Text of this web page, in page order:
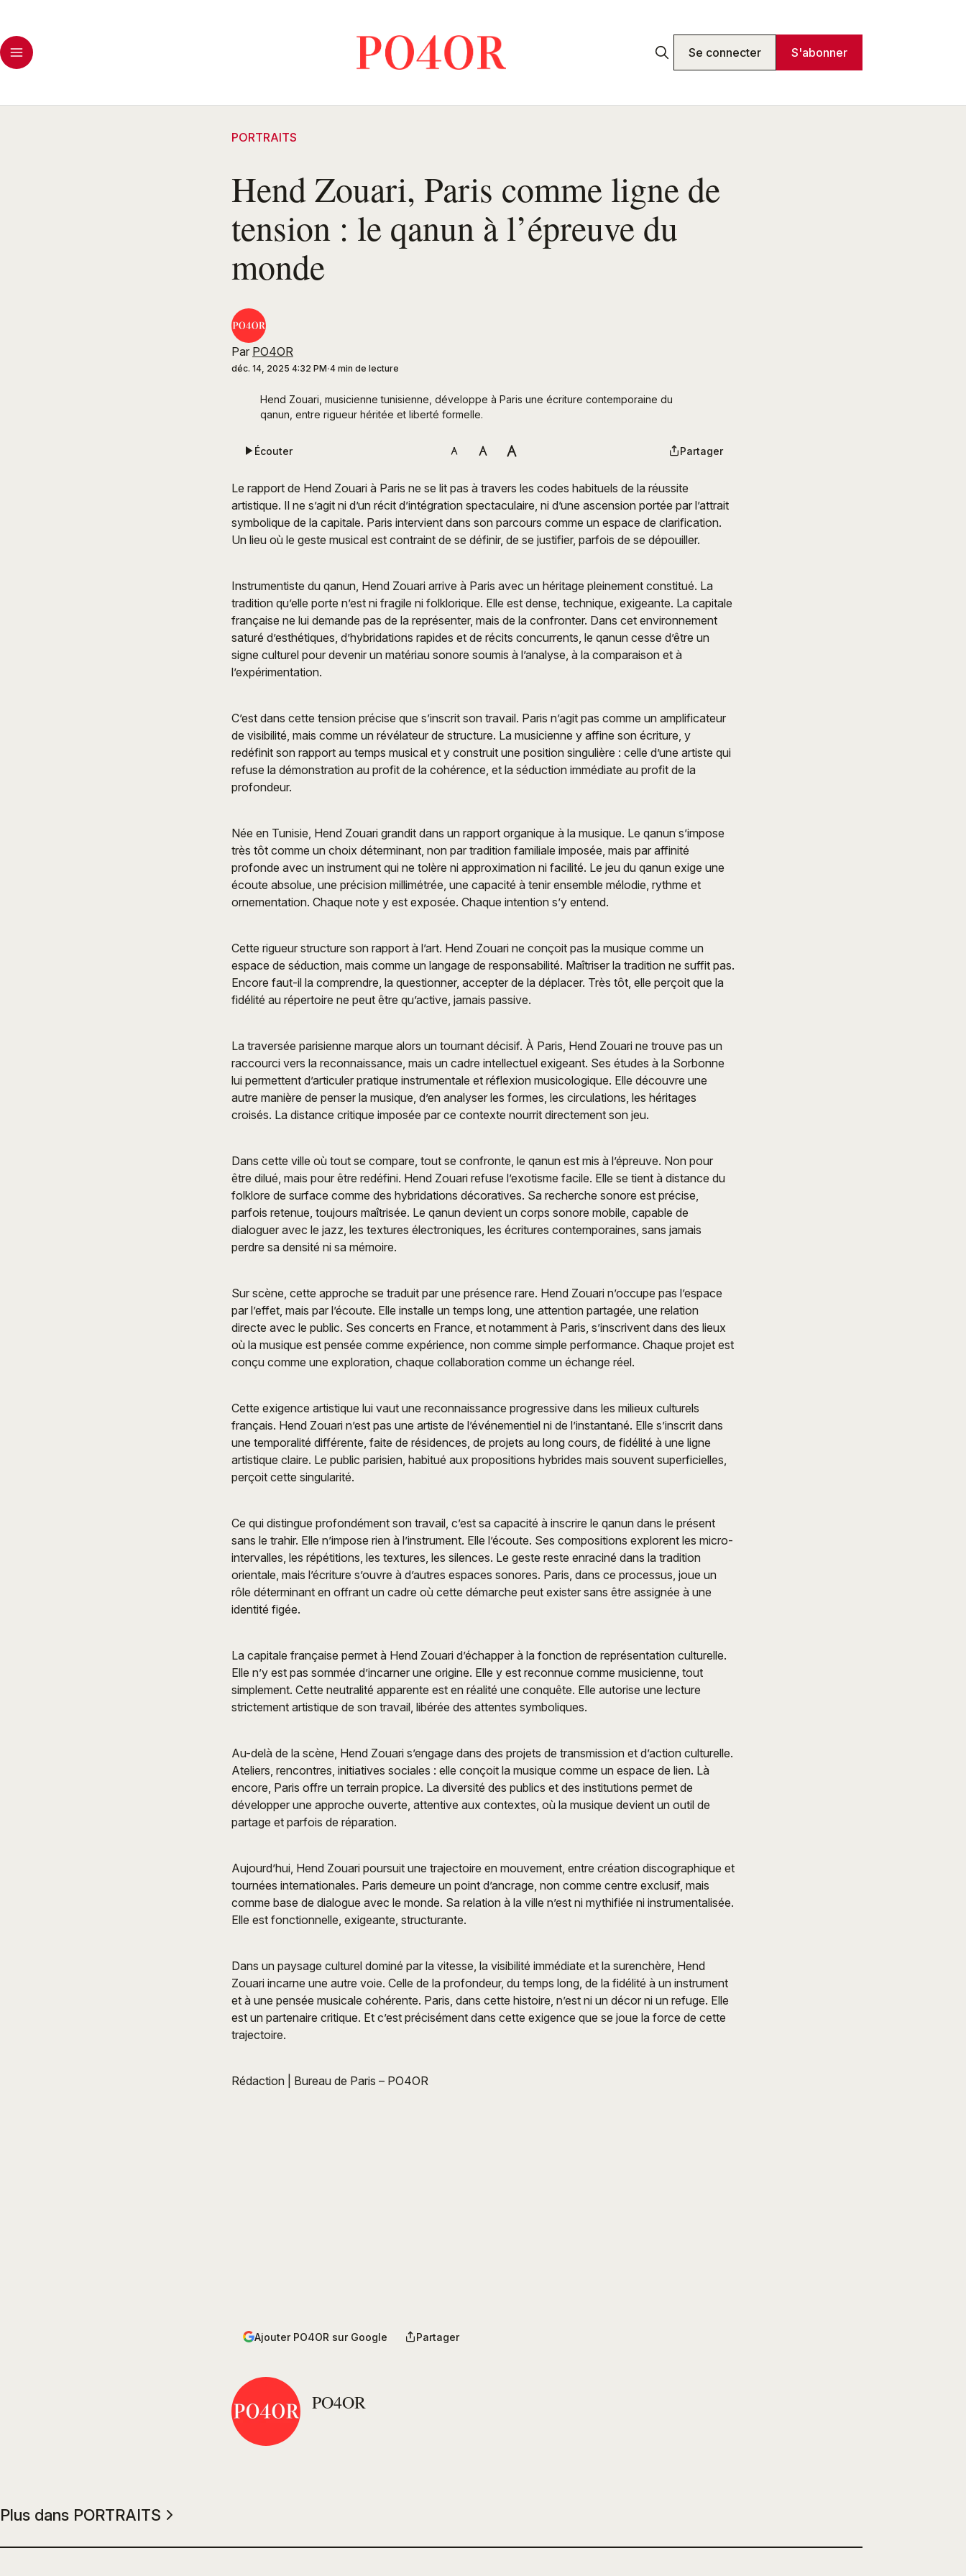
Se connecter S'abonner
PORTRAITS
Hend Zouari, Paris comme ligne de
tension : le qanun à l’épreuve du
monde
Par PO4OR
déc. 14, 2025 4:32 PM 4 min de lecture
Hend Zouari, musicienne tunisienne, développe à Paris une écriture contemporaine du
qanun, entre rigueur héritée et liberté formelle.
Écouter Partager
Le rapport de Hend Zouari à Paris ne se lit pas à travers les codes habituels de la réussite
artistique. Il ne s’agit ni d’un récit d’intégration spectaculaire, ni d’une ascension portée par l’attrait
symbolique de la capitale. Paris intervient dans son parcours comme un espace de clarification.
Un lieu où le geste musical est contraint de se définir, de se justifier, parfois de se dépouiller.
Instrumentiste du qanun, Hend Zouari arrive à Paris avec un héritage pleinement constitué. La
tradition qu’elle porte n’est ni fragile ni folklorique. Elle est dense, technique, exigeante. La capitale
française ne lui demande pas de la représenter, mais de la confronter. Dans cet environnement
saturé d’esthétiques, d’hybridations rapides et de récits concurrents, le qanun cesse d’être un
signe culturel pour devenir un matériau sonore soumis à l’analyse, à la comparaison et à
l’expérimentation.
C’est dans cette tension précise que s’inscrit son travail. Paris n’agit pas comme un amplificateur
de visibilité, mais comme un révélateur de structure. La musicienne y affine son écriture, y
redéfinit son rapport au temps musical et y construit une position singulière : celle d’une artiste qui
refuse la démonstration au profit de la cohérence, et la séduction immédiate au profit de la
profondeur.
Née en Tunisie, Hend Zouari grandit dans un rapport organique à la musique. Le qanun s’impose
très tôt comme un choix déterminant, non par tradition familiale imposée, mais par affinité
profonde avec un instrument qui ne tolère ni approximation ni facilité. Le jeu du qanun exige une
écoute absolue, une précision millimétrée, une capacité à tenir ensemble mélodie, rythme et
ornementation. Chaque note y est exposée. Chaque intention s’y entend.
Cette rigueur structure son rapport à l’art. Hend Zouari ne conçoit pas la musique comme un
espace de séduction, mais comme un langage de responsabilité. Maîtriser la tradition ne suffit pas.
Encore faut-il la comprendre, la questionner, accepter de la déplacer. Très tôt, elle perçoit que la
fidélité au répertoire ne peut être qu’active, jamais passive.
La traversée parisienne marque alors un tournant décisif. À Paris, Hend Zouari ne trouve pas un
raccourci vers la reconnaissance, mais un cadre intellectuel exigeant. Ses études à la Sorbonne
lui permettent d’articuler pratique instrumentale et réflexion musicologique. Elle découvre une
autre manière de penser la musique, d’en analyser les formes, les circulations, les héritages
croisés. La distance critique imposée par ce contexte nourrit directement son jeu.
Dans cette ville où tout se compare, tout se confronte, le qanun est mis à l’épreuve. Non pour
être dilué, mais pour être redéfini. Hend Zouari refuse l’exotisme facile. Elle se tient à distance du
folklore de surface comme des hybridations décoratives. Sa recherche sonore est précise,
parfois retenue, toujours maîtrisée. Le qanun devient un corps sonore mobile, capable de
dialoguer avec le jazz, les textures électroniques, les écritures contemporaines, sans jamais
perdre sa densité ni sa mémoire.
Sur scène, cette approche se traduit par une présence rare. Hend Zouari n’occupe pas l’espace
par l’effet, mais par l’écoute. Elle installe un temps long, une attention partagée, une relation
directe avec le public. Ses concerts en France, et notamment à Paris, s’inscrivent dans des lieux
où la musique est pensée comme expérience, non comme simple performance. Chaque projet est
conçu comme une exploration, chaque collaboration comme un échange réel.
Cette exigence artistique lui vaut une reconnaissance progressive dans les milieux culturels
français. Hend Zouari n’est pas une artiste de l’événementiel ni de l’instantané. Elle s’inscrit dans
une temporalité différente, faite de résidences, de projets au long cours, de fidélité à une ligne
artistique claire. Le public parisien, habitué aux propositions hybrides mais souvent superficielles,
perçoit cette singularité.
Ce qui distingue profondément son travail, c’est sa capacité à inscrire le qanun dans le présent
sans le trahir. Elle n’impose rien à l’instrument. Elle l’écoute. Ses compositions explorent les micro-
intervalles, les répétitions, les textures, les silences. Le geste reste enraciné dans la tradition
orientale, mais l’écriture s’ouvre à d’autres espaces sonores. Paris, dans ce processus, joue un
rôle déterminant en offrant un cadre où cette démarche peut exister sans être assignée à une
identité figée.
La capitale française permet à Hend Zouari d’échapper à la fonction de représentation culturelle.
Elle n’y est pas sommée d’incarner une origine. Elle y est reconnue comme musicienne, tout
simplement. Cette neutralité apparente est en réalité une conquête. Elle autorise une lecture
strictement artistique de son travail, libérée des attentes symboliques.
Au-delà de la scène, Hend Zouari s’engage dans des projets de transmission et d’action culturelle.
Ateliers, rencontres, initiatives sociales : elle conçoit la musique comme un espace de lien. Là
encore, Paris offre un terrain propice. La diversité des publics et des institutions permet de
développer une approche ouverte, attentive aux contextes, où la musique devient un outil de
partage et parfois de réparation.
Aujourd’hui, Hend Zouari poursuit une trajectoire en mouvement, entre création discographique et
tournées internationales. Paris demeure un point d’ancrage, non comme centre exclusif, mais
comme base de dialogue avec le monde. Sa relation à la ville n’est ni mythifiée ni instrumentalisée.
Elle est fonctionnelle, exigeante, structurante.
Dans un paysage culturel dominé par la vitesse, la visibilité immédiate et la surenchère, Hend
Zouari incarne une autre voie. Celle de la profondeur, du temps long, de la fidélité à un instrument
et à une pensée musicale cohérente. Paris, dans cette histoire, n’est ni un décor ni un refuge. Elle
est un partenaire critique. Et c’est précisément dans cette exigence que se joue la force de cette
trajectoire.
Rédaction | Bureau de Paris – PO4OR
Ajouter PO4OR sur Google Partager
PO4OR
Plus dans PORTRAITS